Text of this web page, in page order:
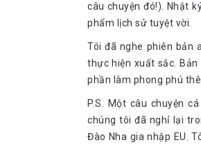
câu chuyện đó!). Nhật
phẩm lịch sử tuyệt vời.
Tôi đã nghe phiên bản
thực hiện xuất sắc.
phần làm phong phú
P.S. Một câu chuyện
chúng tôi đã nghỉ lại
Đào Nha gia nhập EU.